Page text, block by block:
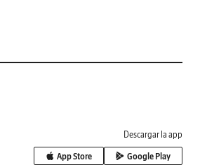
Descargar la app
App Store Google Play